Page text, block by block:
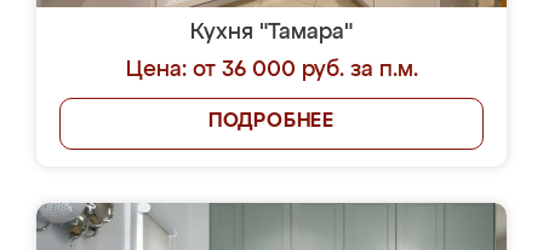
Кухня "Тамара"
Цена: от 36 000 руб. за п.м.
ПОДРОБНЕЕ